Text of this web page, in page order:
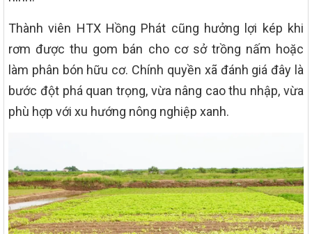
Thành viên HTX Hồng Phát cũng hưởng lợi kép khi
rơm được thu gom bán cho cơ sở trồng nấm hoặc
làm phân bón hữu cơ. Chính quyền xã đánh giá đây là
bước đột phá quan trọng, vừa nâng cao thu nhập, vừa
phù hợp với xu hướng nông nghiệp xanh.